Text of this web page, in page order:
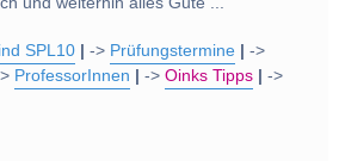
SPL10 -> Prüfungstermine
->
ProfessorInnen ->Oinks Tipps
->